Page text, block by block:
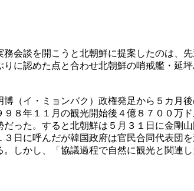
会談を開こうと北朝鮮に提案したのは、
に認めた点と合わせ北朝鮮の哨戒艦・延
（イ・ミョンバク）政権発足から５カ月
８年１１月の観光開始後４億８７００万
った。すると北朝鮮は５月３１日に金剛
日に呼んだが韓国政府は官民合同代表団
しかし、「協議過程で自然に観光と関連